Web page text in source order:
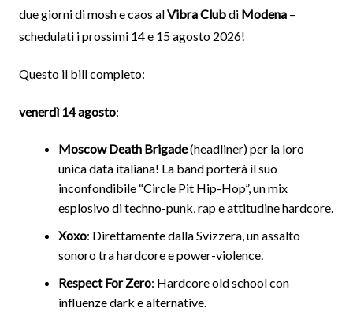
due giorni di mosh e caos alVibra Clubdi Modena–
schedulati i prossimi 14 e 15 agosto 2026!
Questo il bill completo:
venerdì 14 agosto:
Moscow Death Brigade(headliner) per la loro
unica data italiana! La band porterà il suo
inconfondibile “Circle Pit Hip-Hop”, un mix
esplosivo di techno-punk, rap e attitudine hardcore.
Xoxo: Direttamente dalla Svizzera, un assalto
sonoro tra hardcore e power-violence.
Respect For Zero: Hardcore old school con
influenze dark e alternative.